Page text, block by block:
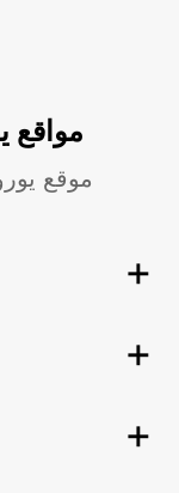
مواقع
موقع